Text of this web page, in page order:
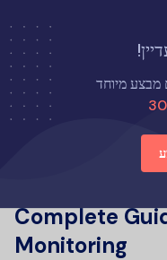
נסה עכשיו
מבצע מיוחד
What Is Eyezy
Complete
Monitoring